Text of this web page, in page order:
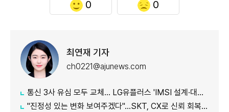
0 0
최연재 기자
ch0221@ajunews.com
통신 3사 유심 모두 교체… LG유플러스 'IMSI 설계·대응 시점' 놓고 갑론을박
"진정성 있는 변화 보여주겠다"…SKT, CX로 신뢰 회복 나선다